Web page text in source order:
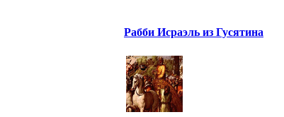
Рабби Исраэль из Гусятина